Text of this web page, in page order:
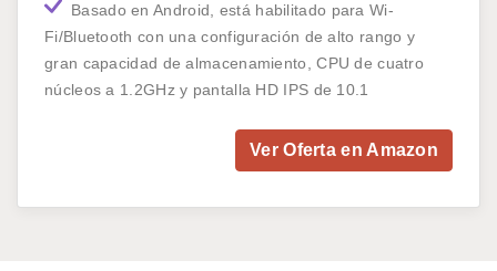
Basado en Android, está habilitado para Wi-
Fi/Bluetooth con una configuración de alto rango y
gran capacidad de almacenamiento, CPU de cuatro
núcleos a 1.2GHz y pantalla HD IPS de 10.1
Ver Oferta en Amazon